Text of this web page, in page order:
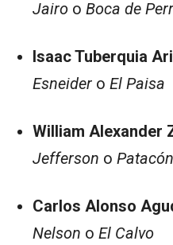
Jairo o Boca de
Isaac Tuberquia
Esneider o El Paisa
William Alexander
Jefferson o Patacón
Carlos Alonso
Nelson o El Calvo